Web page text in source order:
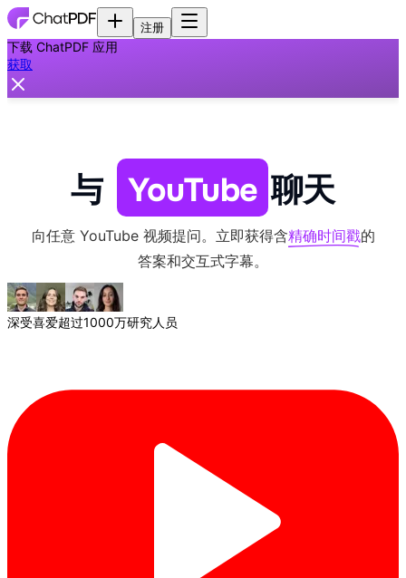
注册
下载 ChatPDF 应用
获取
与 YouTube 聊天
向任意 YouTube 视频提问。立即获得含精确时间戳的
答案和交互式字幕。
深受喜爱超过1000万研究人员